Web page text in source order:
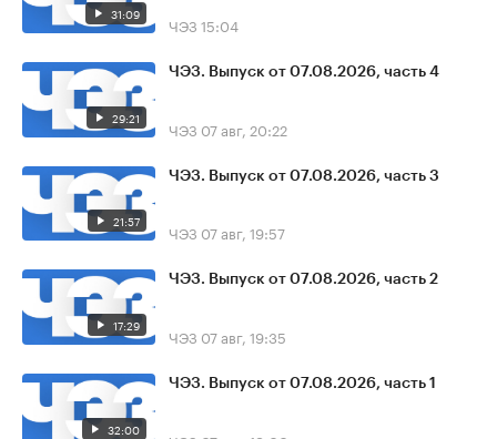
31:09 ЧЭЗ 15:04
29:21
ЧЭЗ. Выпуск от 07.08.2026, часть 4
ЧЭЗ 07 авг, 20:22
21:57
ЧЭЗ. Выпуск от 07.08.2026, часть 3
ЧЭЗ 07 авг, 19:57
17:29
ЧЭЗ. Выпуск от 07.08.2026, часть 2
ЧЭЗ 07 авг, 19:35
32:00
ЧЭЗ. Выпуск от 07.08.2026, часть 1